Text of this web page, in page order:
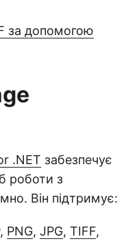
за допомогою
.NET забезпечує
роботи з
Він підтримує:
PNG, JPG, TIFF,